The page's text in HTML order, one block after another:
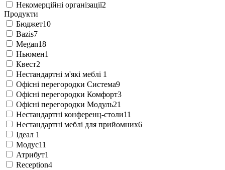
Некомерційні організації2
Продукти
Бюджет10
Bazis7
Megan18
Ньюмен1
Квест2
Нестандартні м'які меблі 1
Офісні перегородки Система9
Офісні перегородки Комфорт3
Офісні перегородки Модуль21
Нестандартні конференц-столи11
Нестандартні меблі для прийомних6
Ідеал 1
Модус11
Атрибут1
Reception4